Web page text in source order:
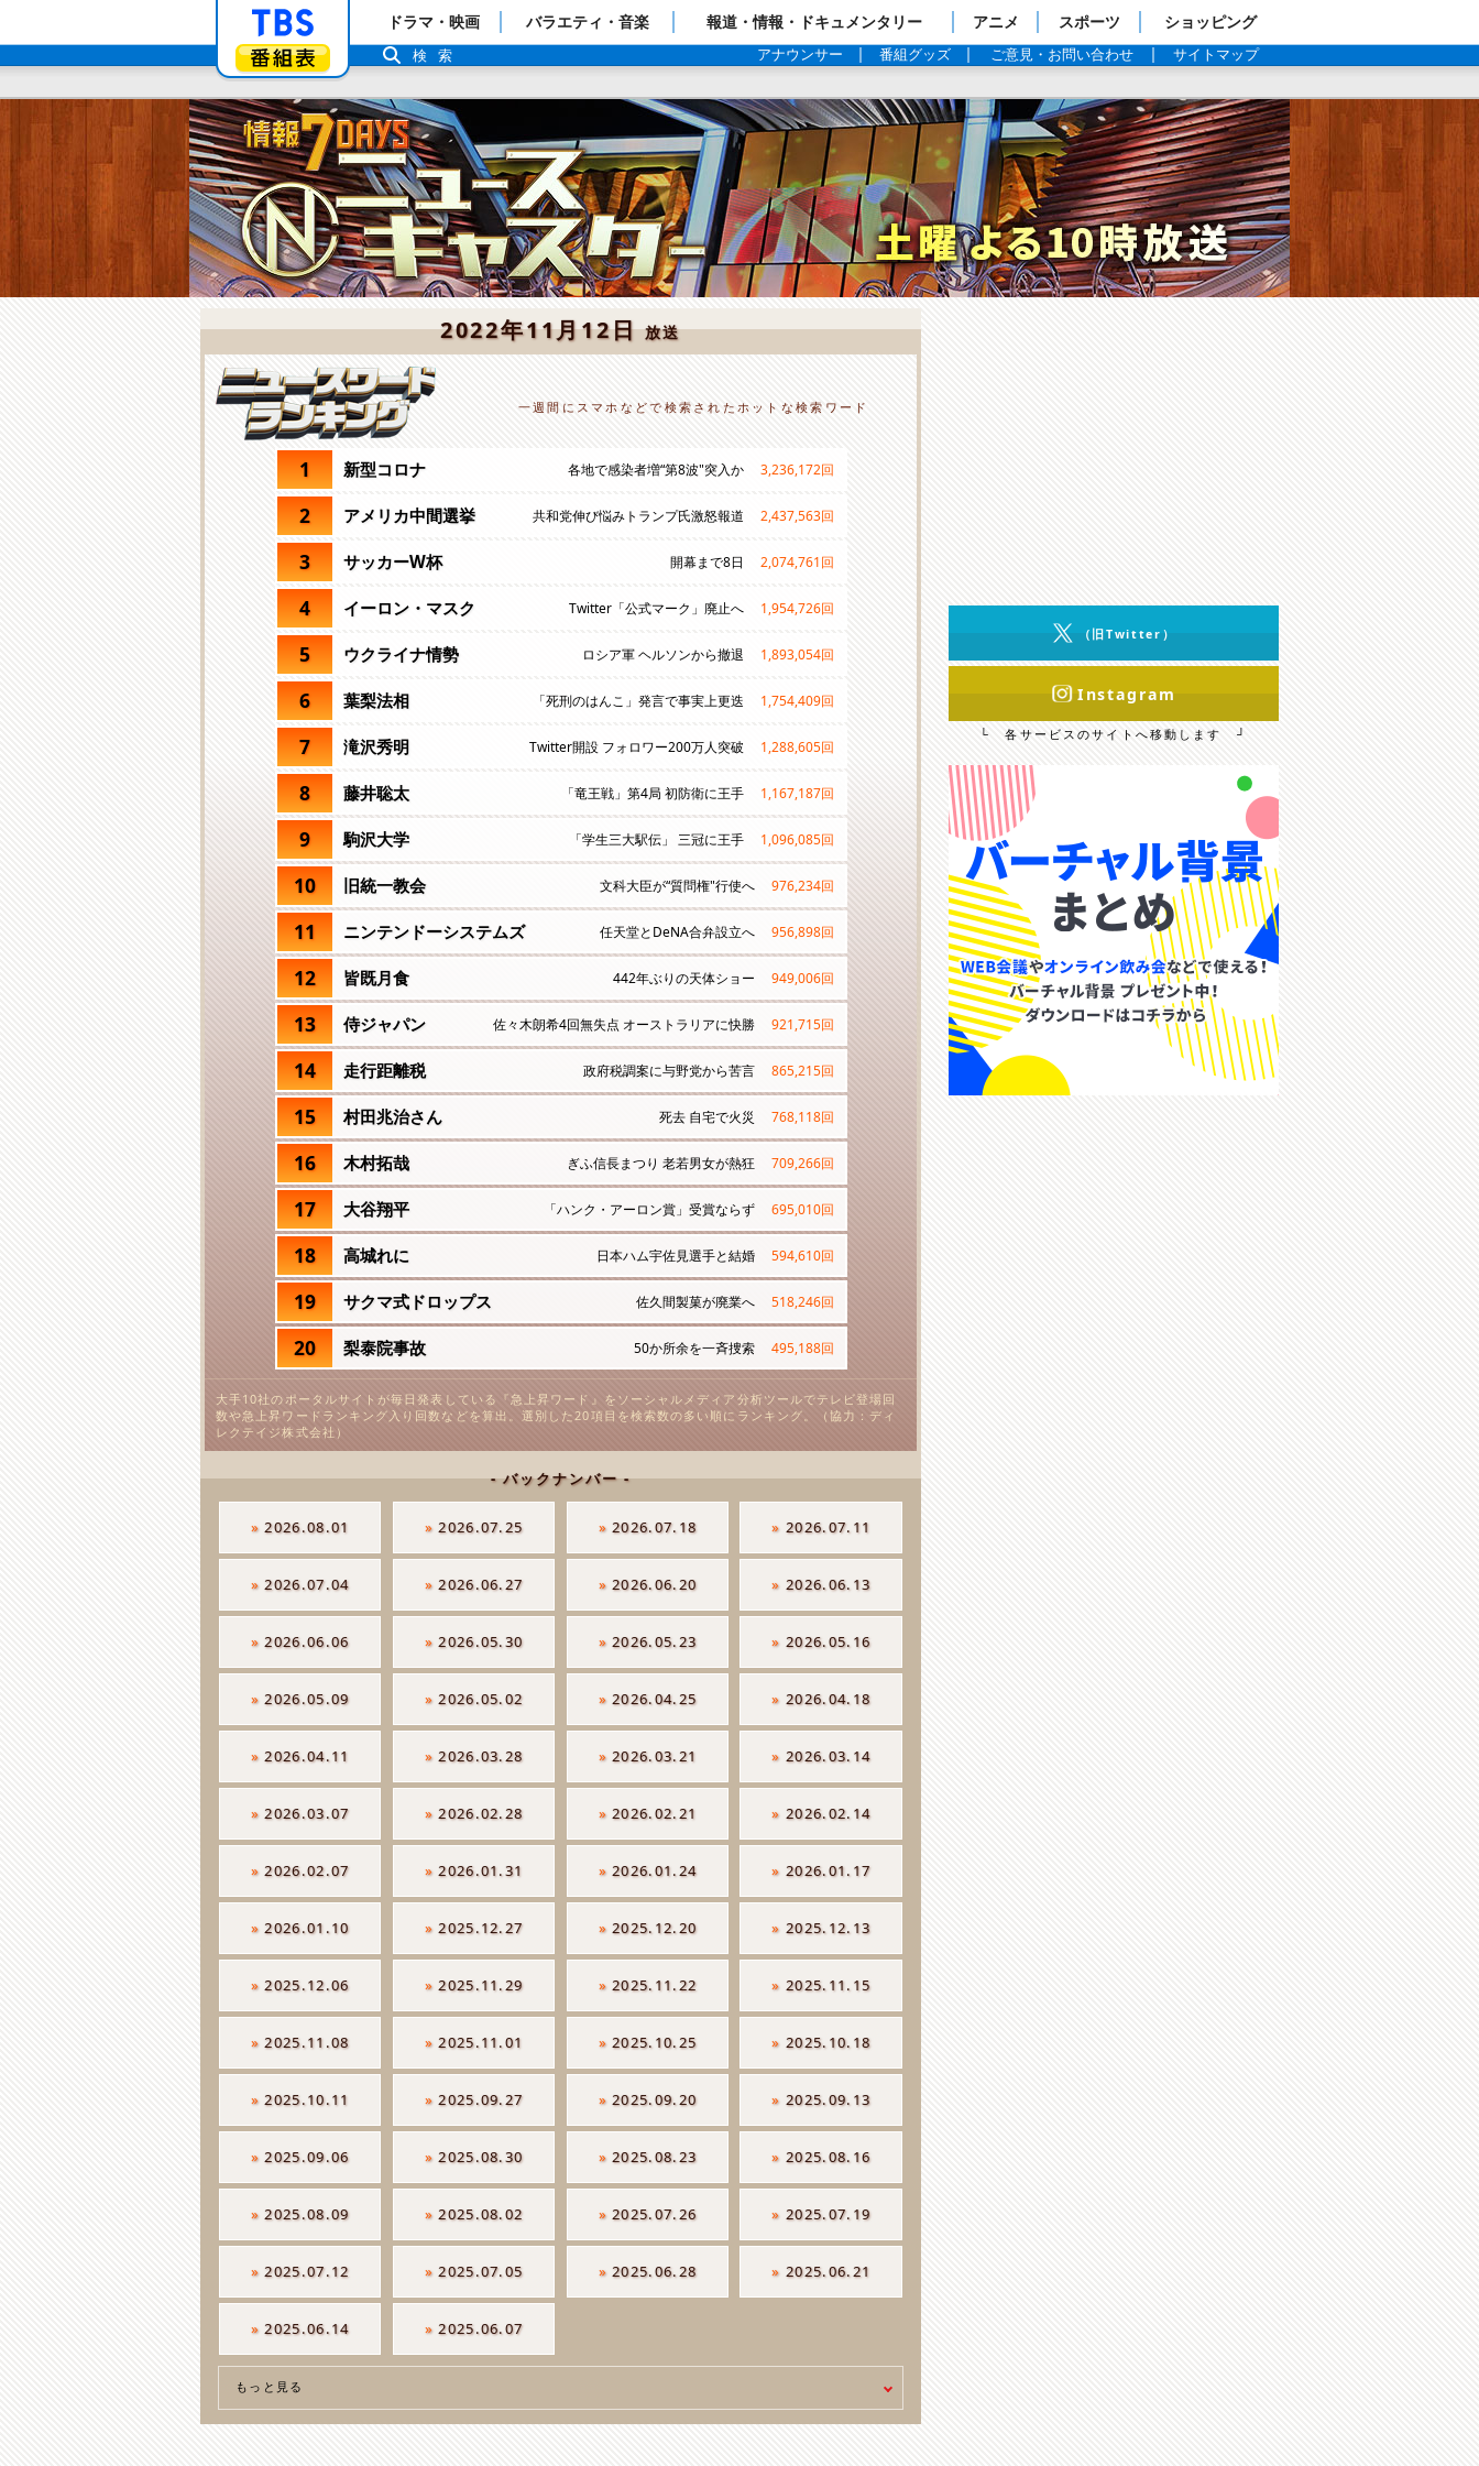
「TBSテレビ」トップページ
番組表
ドラマ・映画 バラエティ・音楽 報道・情報・ドキュメンタリー アニメ スポーツ ショッピング
アナウンサー 番組グッズ ご意見・お問い合わせ サイトマップ
検索
2022年11月12日放送
一週間にスマホなどで検索されたホットな検索ワード
1 新型コロナ 各地で感染者増“第8波"突入か 3,236,172回
2 アメリカ中間選挙 共和党伸び悩みトランプ氏激怒報道 2,437,563回
3 サッカーW杯 開幕まで8日 2,074,761回
4 イーロン・マスク Twitter「公式マーク」廃止へ 1,954,726回
5 ウクライナ情勢 ロシア軍 ヘルソンから撤退 1,893,054回
6 葉梨法相 「死刑のはんこ」発言で事実上更迭 1,754,409回
7 滝沢秀明 Twitter開設 フォロワー200万人突破 1,288,605回
8 藤井聡太 「竜王戦」第4局 初防衛に王手 1,167,187回
9 駒沢大学 「学生三大駅伝」 三冠に王手 1,096,085回
10 旧統一教会 文科大臣が“質問権"行使へ 976,234回
11 ニンテンドーシステムズ 任天堂とDeNA合弁設立へ 956,898回
12 皆既月食 442年ぶりの天体ショー 949,006回
13 侍ジャパン 佐々木朗希4回無失点 オーストラリアに快勝 921,715回
14 走行距離税 政府税調案に与野党から苦言 865,215回
15 村田兆治さん 死去 自宅で火災 768,118回
16 木村拓哉 ぎふ信長まつり 老若男女が熱狂 709,266回
17 大谷翔平 「ハンク・アーロン賞」受賞ならず 695,010回
18 高城れに 日本ハム宇佐見選手と結婚 594,610回
19 サクマ式ドロップス 佐久間製菓が廃業へ 518,246回
20 梨泰院事故 50か所余を一斉捜索 495,188回
大手10社のポータルサイトが毎日発表している『急上昇ワード』をソーシャルメディア分析ツールでテレビ登場回
数や急上昇ワードランキング入り回数などを算出。選別した20項目を検索数の多い順にランキング。（協力：ディ
レクテイジ株式会社）
- バックナンバー -
»2026.08.01 »2026.07.25 »2026.07.18 »2026.07.11
»2026.07.04 »2026.06.27 »2026.06.20 »2026.06.13
»2026.06.06 »2026.05.30 »2026.05.23 »2026.05.16
»2026.05.09 »2026.05.02 »2026.04.25 »2026.04.18
»2026.04.11 »2026.03.28 »2026.03.21 »2026.03.14
»2026.03.07 »2026.02.28 »2026.02.21 »2026.02.14
»2026.02.07 »2026.01.31 »2026.01.24 »2026.01.17
»2026.01.10 »2025.12.27 »2025.12.20 »2025.12.13
»2025.12.06 »2025.11.29 »2025.11.22 »2025.11.15
»2025.11.08 »2025.11.01 »2025.10.25 »2025.10.18
»2025.10.11 »2025.09.27 »2025.09.20 »2025.09.13
»2025.09.06 »2025.08.30 »2025.08.23 »2025.08.16
»2025.08.09 »2025.08.02 »2025.07.26 »2025.07.19
»2025.07.12 »2025.07.05 »2025.06.28 »2025.06.21
»2025.06.14 »2025.06.07
もっと見る
（旧Twitter）
Instagram
└ 各サービスのサイトへ移動します ┘